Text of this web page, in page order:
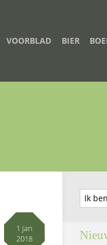
VOORBLAD BIER
1 jan
2018